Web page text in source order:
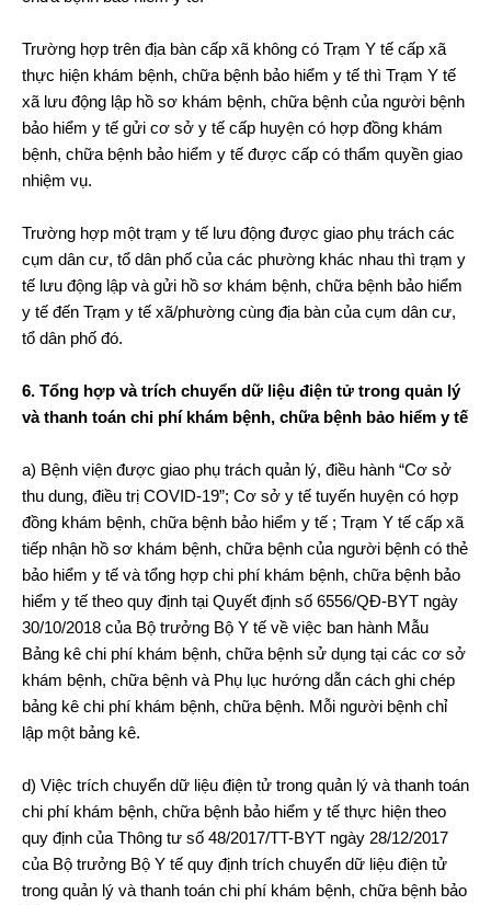
Trường hợp trên địa bàn cấp xã không có Trạm Y tế cấp xã
thực hiện khám bệnh, chữa bệnh bảo hiểm y tế thì Trạm Y tế
xã lưu động lập hồ sơ khám bệnh, chữa bệnh của người bệnh
bảo hiểm y tế gửi cơ sở y tế cấp huyện có hợp đồng khám
bệnh, chữa bệnh bảo hiểm y tế được cấp có thẩm quyền giao
nhiệm vụ.
Trường hợp một trạm y tế lưu động được giao phụ trách các
cụm dân cư, tổ dân phố của các phường khác nhau thì trạm y
tế lưu động lập và gửi hồ sơ khám bệnh, chữa bệnh bảo hiểm
y tế đến Trạm y tế xã/phường cùng địa bàn của cụm dân cư,
tổ dân phố đó.
6. Tổng hợp và trích chuyển dữ liệu điện tử trong quản lý
và thanh toán chi phí khám bệnh, chữa bệnh bảo hiểm y tế
a) Bệnh viện được giao phụ trách quản lý, điều hành “Cơ sở
thu dung, điều trị COVID-19”; Cơ sở y tế tuyến huyện có hợp
đồng khám bệnh, chữa bệnh bảo hiểm y tế ; Trạm Y tế cấp xã
tiếp nhận hồ sơ khám bệnh, chữa bệnh của người bệnh có thẻ
bảo hiểm y tế và tổng hợp chi phí khám bệnh, chữa bệnh bảo
hiểm y tế theo quy định tại Quyết định số 6556/QĐ-BYT ngày
30/10/2018 của Bộ trưởng Bộ Y tế về việc ban hành Mẫu
Bảng kê chi phí khám bệnh, chữa bệnh sử dụng tại các cơ sở
khám bệnh, chữa bệnh và Phụ lục hướng dẫn cách ghi chép
bảng kê chi phí khám bệnh, chữa bệnh. Mỗi người bệnh chỉ
lập một bảng kê.
d) Việc trích chuyển dữ liệu điện tử trong quản lý và thanh toán
chi phí khám bệnh, chữa bệnh bảo hiểm y tế thực hiện theo
quy định của Thông tư số 48/2017/TT-BYT ngày 28/12/2017
của Bộ trưởng Bộ Y tế quy định trích chuyển dữ liệu điện tử
trong quản lý và thanh toán chi phí khám bệnh, chữa bệnh bảo